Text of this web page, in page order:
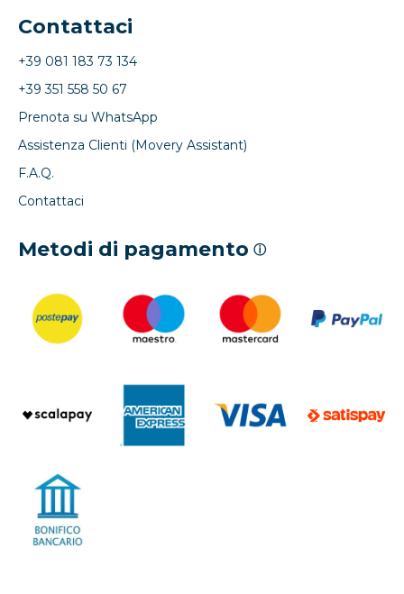
Contattaci
+39 081 183 73 134
+39 351 558 50 67
Prenota su WhatsApp
Assistenza Clienti (Movery Assistant)
F.A.Q.
Contattaci
Metodi di pagamento ⓘ